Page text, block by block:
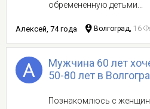
обремененную детьми...
Алексей, 74 года Волгоград, 16
Мужчина 60 лет
50-80 лет в
Познакомлюсь с